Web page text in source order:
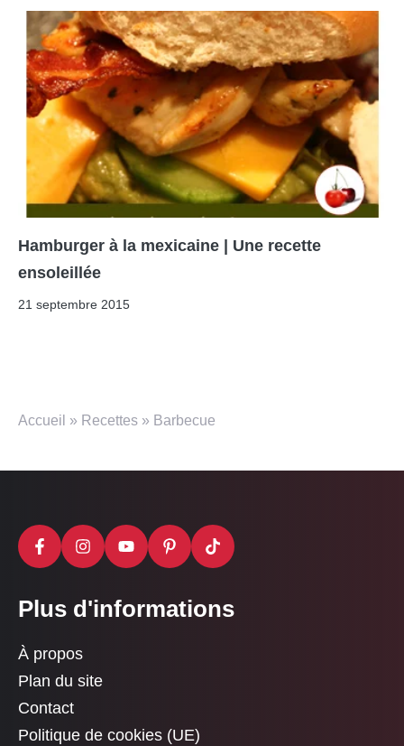
Hamburger à la mexicaine | Une recette
ensoleillée
21 septembre 2015
Accueil » Recettes » Barbecue
Plus d'informations
À propos
Plan du site
Contact
Politique de cookies (UE)